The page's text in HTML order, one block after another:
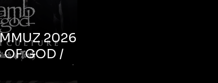
2026 –
OF GOD /
CULTURE /